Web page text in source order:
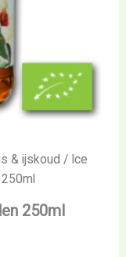
& ijskoud / Ice
250ml